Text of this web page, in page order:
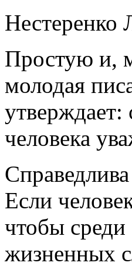
Нестеренко
Простую и,
молодая
утверждает:
человека
Если
чтобы
жизненных